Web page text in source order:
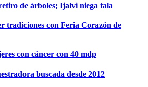
de árboles; Ijalvi niega tala
tradiciones con Feria Corazón de
con cáncer con 40 mdp
buscada desde 2012